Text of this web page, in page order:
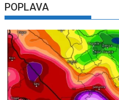
POPLAVA